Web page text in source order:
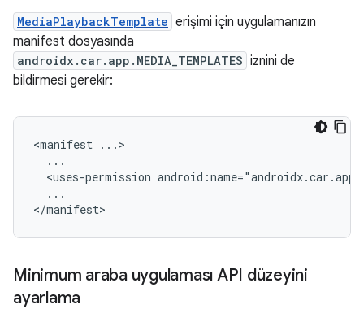
MediaPlaybackTemplate erişimi için uygulamanızın
manifest dosyasında
androidx.car.app.MEDIA_TEMPLATES iznini de
bildirmesi gerekir:
<manifest
<uses-permission
...
Minimum araba uygulaması API düzeyini
ayarlama